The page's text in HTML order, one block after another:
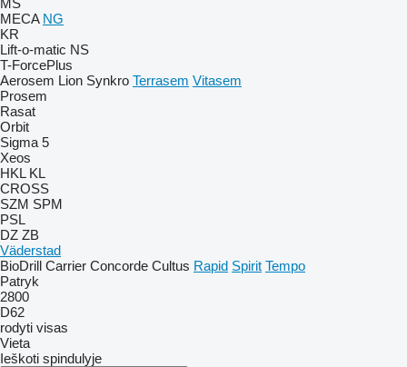
MS
MECA NG
KR
Lift-o-matic NS
T-ForcePlus
Aerosem Lion Synkro Terrasem Vitasem
Prosem
Rasat
Orbit
Sigma 5
Xeos
HKL KL
CROSS
SZM SPM
PSL
DZ ZB
Väderstad
BioDrill Carrier Concorde Cultus Rapid Spirit Tempo
Patryk
2800
D62
rodyti visas
Vieta
Ieškoti spindulyje